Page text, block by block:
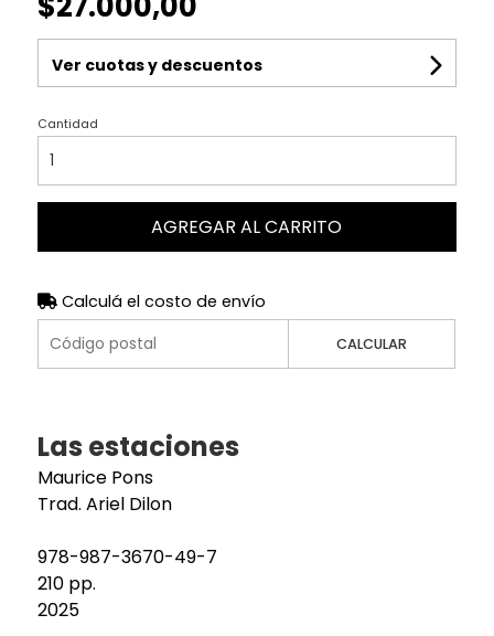
Ver cuotas y descuentos
Cantidad
AGREGAR AL CARRITO
Calculá el costo de envío
CALCULAR
Las estaciones
Maurice Pons
Trad. Ariel Dilon
978-987-3670-49-7
210 pp.
2025